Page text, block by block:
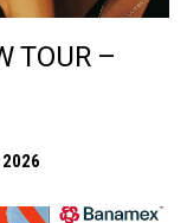
TOUR –